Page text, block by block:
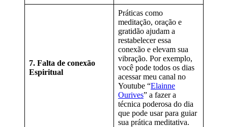
7. Falta de conexão
Espiritual
Práticas como
meditação, oração e
gratidão ajudam a
restabelecer essa
conexão e elevam sua
vibração. Por exemplo,
você pode todos os dias
acessar meu canal no
Youtube “Elainne
Ourives” a fazer a
técnica poderosa do dia
que pode usar para guiar
sua prática meditativa.